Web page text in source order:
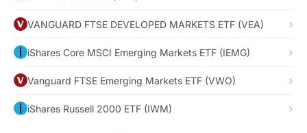
VANGUARD FTSE DEVELOPED MARKETS ETF (VEA)
iShares Core MSCI Emerging Markets ETF (IEMG)
Vanguard FTSE Emerging Markets ETF (VWO)
iShares Russell 2000 ETF (IWM)